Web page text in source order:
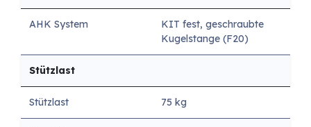
AHK System
KIT fest, geschraubte
Kugelstange (F20)
Stützlast
Stützlast 75 kg